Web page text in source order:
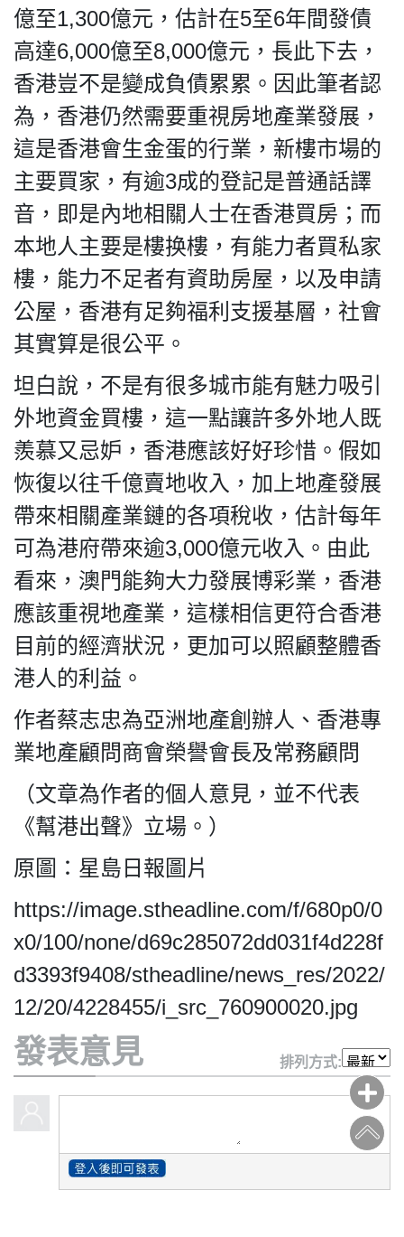
億至1,300億元，估計在5至6年間發債
高達6,000億至8,000億元，長此下去，
香港豈不是變成負債累累。因此筆者認
為，香港仍然需要重視房地產業發展，
這是香港會生金蛋的行業，新樓市場的
主要買家，有逾3成的登記是普通話譯
音，即是內地相關人士在香港買房；而
本地人主要是樓换樓，有能力者買私家
樓，能力不足者有資助房屋，以及申請
公屋，香港有足夠福利支援基層，社會
其實算是很公平。
坦白說，不是有很多城市能有魅力吸引
外地資金買樓，這一點讓許多外地人既
羨慕又忌妒，香港應該好好珍惜。假如
恢復以往千億賣地收入，加上地產發展
帶來相關產業鏈的各項稅收，估計每年
可為港府帶來逾3,000億元收入。由此
看來，澳門能夠大力發展博彩業，香港
應該重視地產業，這樣相信更符合香港
目前的經濟狀況，更加可以照顧整體香
港人的利益。
作者蔡志忠為亞洲地產創辦人、香港專
業地產顧問商會榮譽會長及常務顧問
（文章為作者的個人意見，並不代表
《幫港出聲》立場。）
原圖：星島日報圖片
https://image.stheadline.com/f/680p0/0
x0/100/none/d69c285072dd031f4d228f
d3393f9408/stheadline/news_res/2022/
12/20/4228455/i_src_760900020.jpg
發表意見 排列方式: